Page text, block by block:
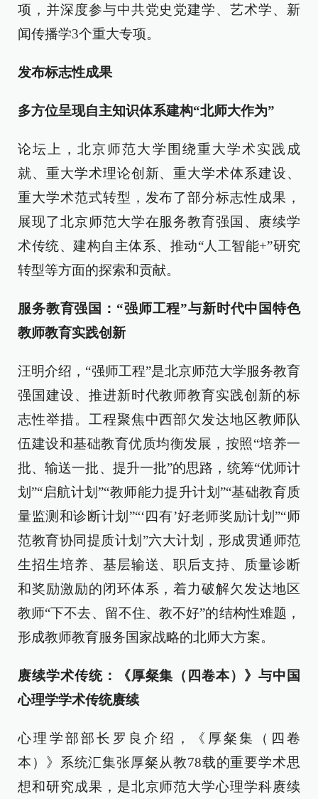
项，并深度参与中共党史党建学、艺术学、新
闻传播学3个重大专项。
发布标志性成果
多方位呈现自主知识体系建构“北师大作为”
论坛上，北京师范大学围绕重大学术实践成
就、重大学术理论创新、重大学术体系建设、
重大学术范式转型，发布了部分标志性成果，
展现了北京师范大学在服务教育强国、赓续学
术传统、建构自主体系、推动“人工智能+”研究
转型等方面的探索和贡献。
服务教育强国：“强师工程”与新时代中国特色
教师教育实践创新
汪明介绍，“强师工程”是北京师范大学服务教育
强国建设、推进新时代教师教育实践创新的标
志性举措。工程聚焦中西部欠发达地区教师队
伍建设和基础教育优质均衡发展，按照“培养一
批、输送一批、提升一批”的思路，统筹“优师计
划”“启航计划”“教师能力提升计划”“基础教育质
量监测和诊断计划”“‘四有’好老师奖励计划”“师
范教育协同提质计划”六大计划，形成贯通师范
生招生培养、基层输送、职后支持、质量诊断
和奖励激励的闭环体系，着力破解欠发达地区
教师“下不去、留不住、教不好”的结构性难题，
形成教师教育服务国家战略的北师大方案。
赓续学术传统：《厚粲集（四卷本）》与中国
心理学学术传统赓续
心理学部部长罗良介绍，《厚粲集（四卷
本）》系统汇集张厚粲从教78载的重要学术思
想和研究成果，是北京师范大学心理学科赓续